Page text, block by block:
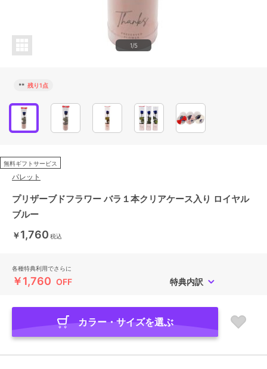
1/5
** 残り1点
無料ギフトサービス
パレット
プリザーブドフラワー バラ１本クリアケース入り ロイヤル
ブルー
￥1,760 税込
各種特典利用でさらに
￥1,760 OFF 特典内訳
カラー・サイズを選ぶ